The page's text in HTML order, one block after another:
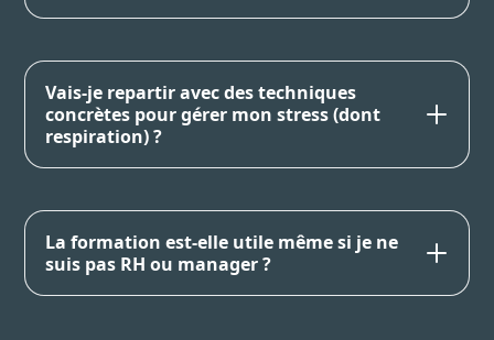
Vais-je repartir avec des techniques
concrètes pour gérer mon stress (dont
respiration) ?
La formation est-elle utile même si je ne
suis pas RH ou manager ?